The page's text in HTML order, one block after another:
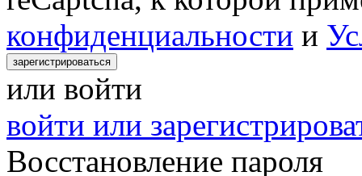
конфиденциальности и
зарегистрироваться
или войти
войти или
Восстановление пароля